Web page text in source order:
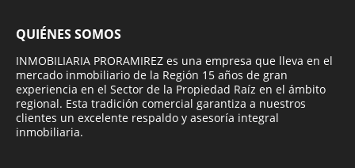
QUIÉNES SOMOS
INMOBILIARIA PRORAMIREZ es una empresa que lleva en el
mercado inmobiliario de la Región 15 años de gran
experiencia en el Sector de la Propiedad Raíz en el ámbito
regional. Esta tradición comercial garantiza a nuestros
clientes un excelente respaldo y asesoría integral
inmobiliaria.